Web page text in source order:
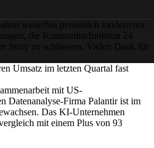
weiterhin persönlich moderieren
die Kommentarfunktion 24
Story zu schliessen. Vielen Dank für
Umsatz im letzten Quartal fast
mit US-
Datenanalyse-Firma Palantir ist im
Das KI-Unternehmen
mit einem Plus von 93